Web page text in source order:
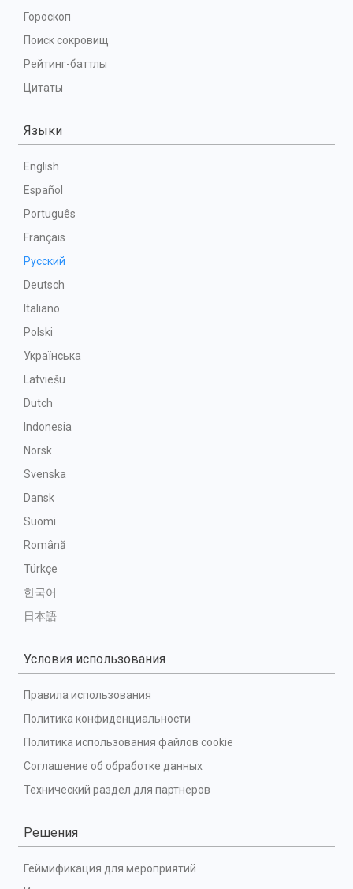
Гороскоп
Поиск сокровищ
Рейтинг-баттлы
Цитаты
Языки
English
Español
Português
Français
Русский
Deutsch
Italiano
Polski
Українська
Latviešu
Dutch
Indonesia
Norsk
Svenska
Dansk
Suomi
Română
Türkçe
한국어
日本語
Условия использования
Правила использования
Политика конфиденциальности
Политика использования файлов cookie
Соглашение об обработке данных
Технический раздел для партнеров
Решения
Геймификация для мероприятий